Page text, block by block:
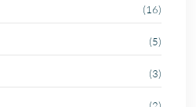
(16)
(5)
(3)